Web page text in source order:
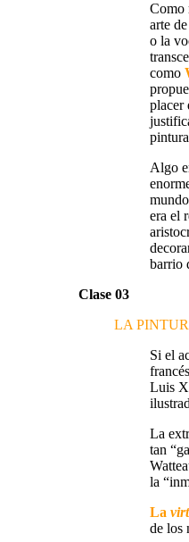
Como
arte
o la
como
placer
pintura
Algo
mundo
era el
barrio
Clase 03
LA
Si el
Luis
La
tan
la “
La
de los